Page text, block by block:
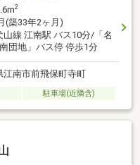
2
(築33年2ヶ月)
山線 江南駅 バス10分/「名
団地」バス停 停歩1分
江南市前飛保町寺町
駐車場(近隣含)